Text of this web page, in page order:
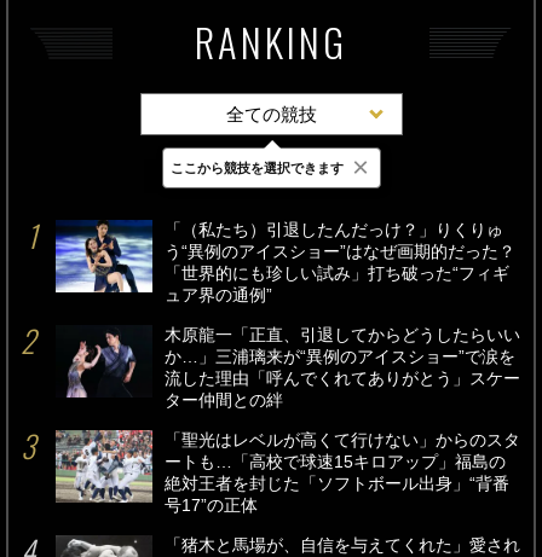
RANKING
全ての競技
最新 24時間 週間
「（私たち）引退したんだっけ？」りくりゅ
う“異例のアイスショー”はなぜ画期的だった？
「世界的にも珍しい試み」打ち破った“フィギ
ュア界の通例”
木原龍一「正直、引退してからどうしたらいい
か…」三浦璃来が“異例のアイスショー”で涙を
流した理由「呼んでくれてありがとう」スケー
ター仲間との絆
「聖光はレベルが高くて行けない」からのスタ
ートも…「高校で球速15キロアップ」福島の
絶対王者を封じた「ソフトボール出身」“背番
号17”の正体
「猪木と馬場が、自信を与えてくれた」愛され
ここから競技を選択できます ×